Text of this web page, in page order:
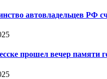
автовладельцев РФ
прошел вечер памяти